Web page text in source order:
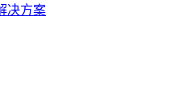
决方案